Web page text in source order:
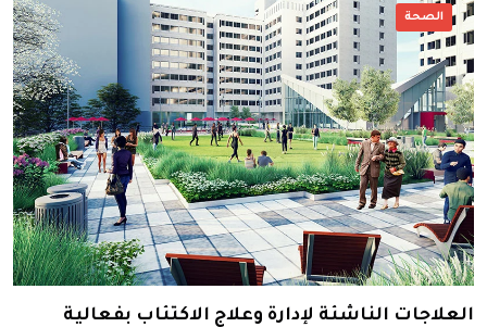
الصحة
العلاجات الناشئة لإدارة وعلاج الاكتئاب بفعالية